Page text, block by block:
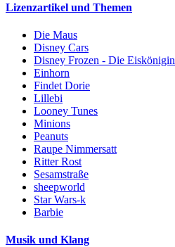
Lizenzartikel und Themen
Die Maus
Disney Cars
Disney Frozen - Die Eiskönigin
Einhorn
Findet Dorie
Lillebi
Looney Tunes
Minions
Peanuts
Raupe Nimmersatt
Ritter Rost
Sesamstraße
sheepworld
Star Wars-k
Barbie
Musik und Klang